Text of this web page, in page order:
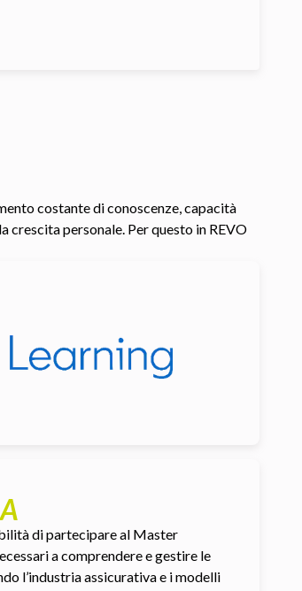
costante di conoscenze, capacità
crescita personale. Per questo in REVO
di partecipare al Master
a comprendere e gestire le
l’industria assicurativa e i modelli